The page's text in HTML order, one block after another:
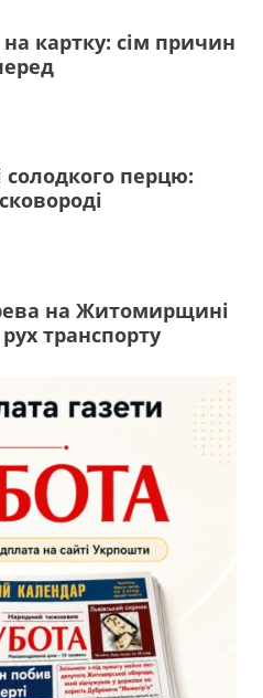
картку: сім причин
солодкого перцю:
на Житомирщині
транспорту